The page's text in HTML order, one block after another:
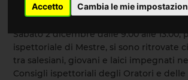
Accetto Cambia le mie
Sabato 2 dicembre dalle 9.00 alle 13.00,
ispettoriale di Mestre, si sono ritrovate
tra salesiani, giovani e laici impegnati
Consigli ispettoriali degli Oratori e delle